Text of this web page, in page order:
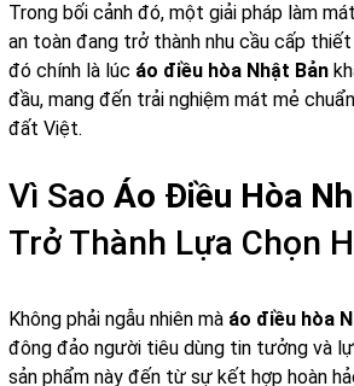
Trong bối cảnh đó, một giải pháp làm
an toàn đang trở thành nhu cầu cấp thiết
đó chính là lúc áo điều hòa Nhật Bản
đầu, mang đến trải nghiệm mát mẻ
đất Việt.
Vì Sao Áo Điều Hòa
Trở Thành Lựa Chọn
Không phải ngẫu nhiên mà áo điều hòa
đông đảo người tiêu dùng tin tưởng và
sản phẩm này đến từ sự kết hợp hoàn